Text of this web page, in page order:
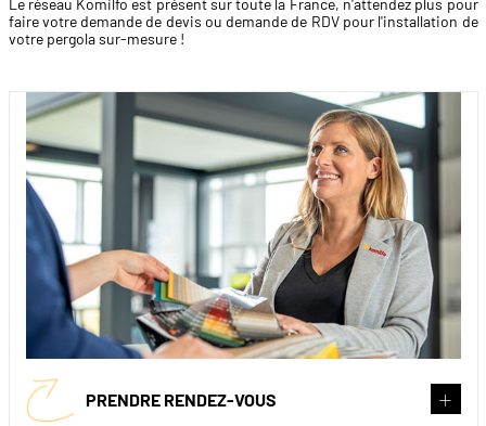
faire votre demande de devis ou demande de RDV pour l'installation de
votre pergola sur-mesure !
PRENDRE RENDEZ-VOUS